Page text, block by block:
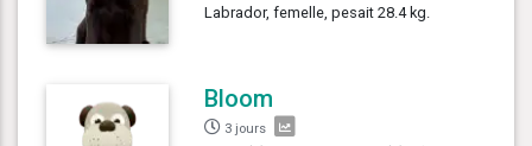
Labrador, femelle, pesait 28.4 kg.
Bloom
3 jours